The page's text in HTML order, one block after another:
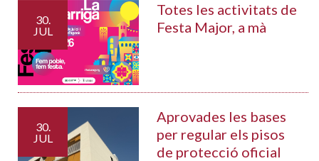
30.
JUL
Totes les activitats de
Festa Major, a mà
30.
JUL
Aprovades les bases
per regular els pisos
de protecció oficial